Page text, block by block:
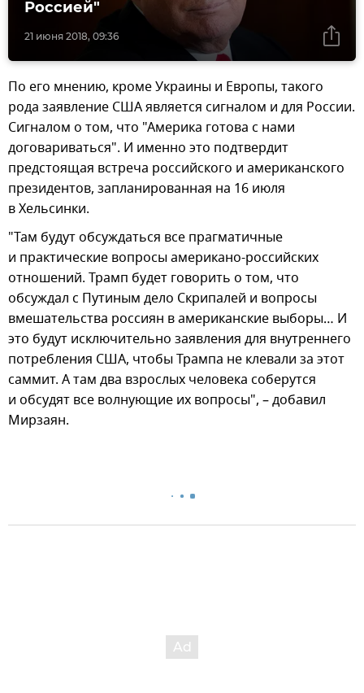
21 июня 2018, 09:36
Россией"
По его мнению, кроме Украины и Европы, такого
рода заявление США является сигналом и для России.
Сигналом о том, что "Америка готова с нами
договариваться". И именно это подтвердит
предстоящая встреча российского и американского
президентов, запланированная на 16 июля
в Хельсинки.
"Там будут обсуждаться все прагматичные
и практические вопросы американо-российских
отношений. Трамп будет говорить о том, что
обсуждал с Путиным дело Скрипалей и вопросы
вмешательства россиян в американские выборы… И
это будут исключительно заявления для внутреннего
потребления США, чтобы Трампа не клевали за этот
саммит. А там два взрослых человека соберутся
и обсудят все волнующие их вопросы", – добавил
Мирзаян.